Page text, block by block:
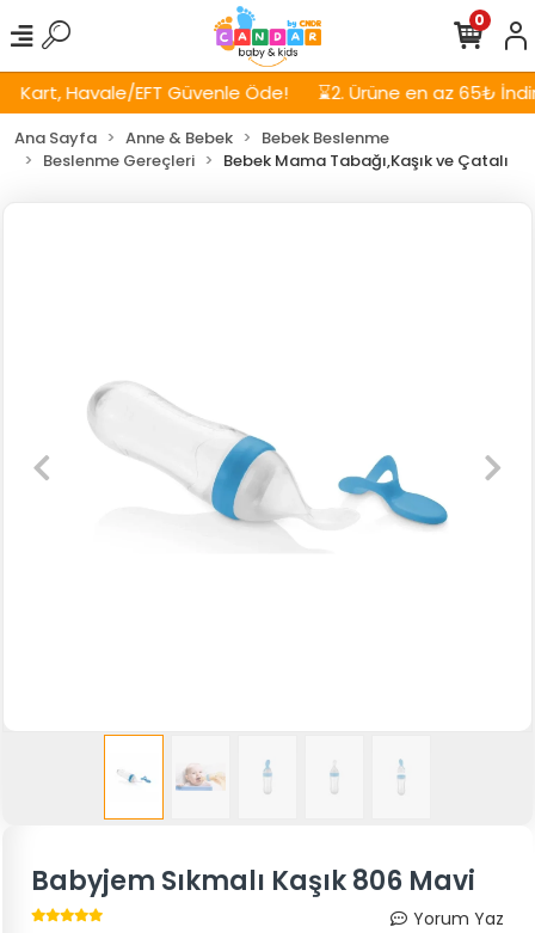
Kart, Havale/EFT Güvenle Öde! ⌛2. Ürüne en az 65₺
0
Ana Sayfa Anne & Bebek
Bebek Beslenme
Beslenme Gereçleri
Bebek Mama Tabağı,Kaşık ve Çatalı
Babyjem Sıkmalı Kaşık 806 Mavi
Yorum Yaz